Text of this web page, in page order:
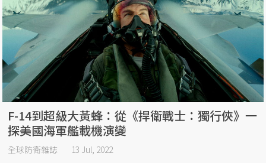
F-14到超級大黃蜂：從《捍衛戰士：獨行俠》一
探美國海軍艦載機演變
全球防衛雜誌 13 Jul, 2022